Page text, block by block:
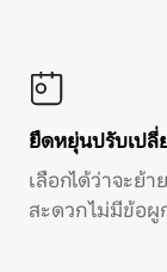
ยืดหยุ่นปรับเปลี่
เลือกได้ว่าจะย้
สะดวก ไม่มีข้อผู